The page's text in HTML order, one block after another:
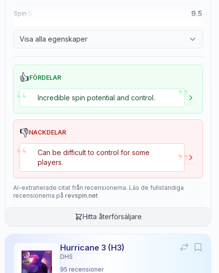
Spin 9.5
Visa alla egenskaper
👍FÖRDELAR
“ Incredible spin potential and control. ”
👎NACKDELAR
“
Can be difficult to control for some
players.
”
AI-extraherade citat från recensionerna. Läs de fullständiga
recensionerna på revspin.net
Hitta återförsäljare
Hurricane 3 (H3)
DHS
95 recensioner